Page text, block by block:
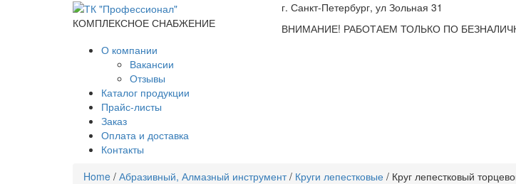
КОМПЛЕКСНОЕ СНАБЖЕНИЕ
г. Санкт-Петербург, ул Зольная 31
ВНИМАНИЕ! РАБОТАЕМ ТОЛЬКО ПО
О компании
Вакансии
Отзывы
Каталог продукции
Прайс-листы
Заказ
Оплата и доставка
Контакты
Home / Абразивный, Алмазный инструмент/ Круги лепестковые / Круг лепестковый